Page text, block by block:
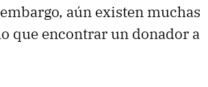
aún existen muchas
que encontrar un donador a